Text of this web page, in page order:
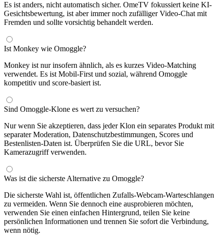
Es ist anders, nicht automatisch sicher. OmeTV fokussiert keine KI-
Gesichtsbewertung, ist aber immer noch zufälliger Video-Chat mit
Fremden und sollte vorsichtig behandelt werden.
Ist Monkey wie Omoggle?
Monkey ist nur insofern ähnlich, als es kurzes Video-Matching
verwendet. Es ist Mobil-First und sozial, während Omoggle
kompetitiv und score-basiert ist.
Sind Omoggle-Klone es wert zu versuchen?
Nur wenn Sie akzeptieren, dass jeder Klon ein separates Produkt mit
separater Moderation, Datenschutzbestimmungen, Scores und
Bestenlisten-Daten ist. Überprüfen Sie die URL, bevor Sie
Kamerazugriff verwenden.
Was ist die sicherste Alternative zu Omoggle?
Die sicherste Wahl ist, öffentlichen Zufalls-Webcam-Warteschlangen
zu vermeiden. Wenn Sie dennoch eine ausprobieren möchten,
verwenden Sie einen einfachen Hintergrund, teilen Sie keine
persönlichen Informationen und trennen Sie sofort die Verbindung,
wenn nötig.